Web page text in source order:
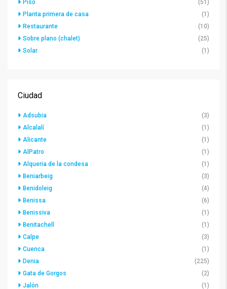
Piso
(51)
Planta primera de casa
(1)
Restaurante
(10)
Sobre plano (chalet)
(25)
Solar
(1)
Ciudad
Adsubia
(3)
Alcalalí
(1)
Alicante
(1)
AlPatro
(1)
Alqueria de la condesa
(1)
Beniarbeig
(3)
Benidoleig
(4)
Benissa
(6)
Benissiva
(1)
Benitachell
(1)
Calpe
(3)
Cuenca
(1)
Denia
(225)
Gata de Gorgos
(2)
Jalón
(1)